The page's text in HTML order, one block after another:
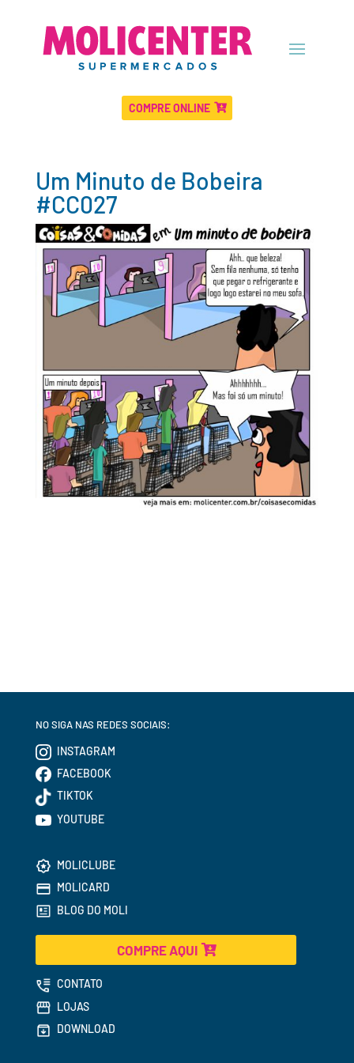
COMPRE ONLINE
Um Minuto de Bobeira
#CC027
NO SIGA NAS REDES SOCIAIS:
INSTAGRAM
FACEBOOK
TIKTOK
YOUTUBE
MOLICLUBE
MOLICARD
BLOG DO MOLI
COMPRE AQUI
CONTATO
LOJAS
DOWNLOAD